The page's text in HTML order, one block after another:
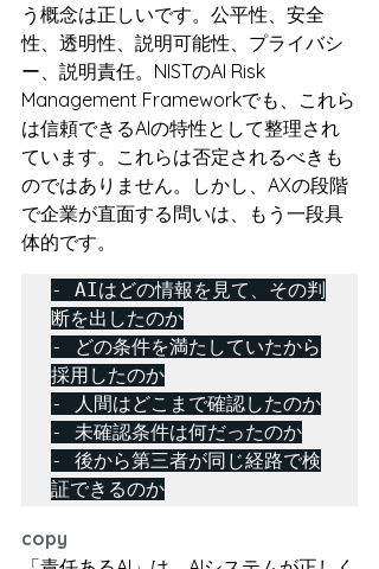
う概念は正しいです。公平性、安全
性、透明性、説明可能性、プライバシ
ー、説明責任。NISTのAI Risk
Management Frameworkでも、これら
は信頼できるAIの特性として整理され
ています。これらは否定されるべきも
のではありません。しかし、AXの段階
で企業が直面する問いは、もう一段具
体的です。
- AIはどの情報を見て、その判
断を出したのか
- どの条件を満たしていたから
採用したのか
- 人間はどこまで確認したのか
- 未確認条件は何だったのか
- 後から第三者が同じ経路で検
copy